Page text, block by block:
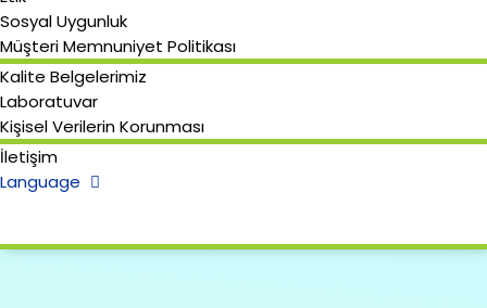
Sosyal Uygunluk
Müşteri Memnuniyet Politikası
Kalite Belgelerimiz
Laboratuvar
Kişisel Verilerin Korunması
İletişim
Language